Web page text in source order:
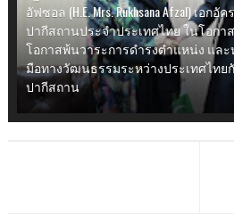
อัฟซอล (H.E. Mrs. Rukhsana Afzal) เอ
ปากีสถานประจำประเทศไทย ในโอกา
โอกาสพ้นวาระการดำรงตำแหน่ง และ
มือทางวัฒนธรรมระหว่างประเทศไท
ปากีสถาน